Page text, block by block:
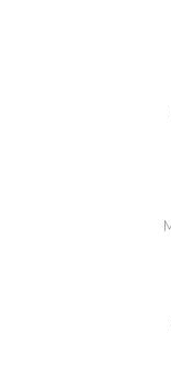
Ürün resmi
Ürün
Ürün
Ürün fiyatı diğer
Bu ürüne benzer